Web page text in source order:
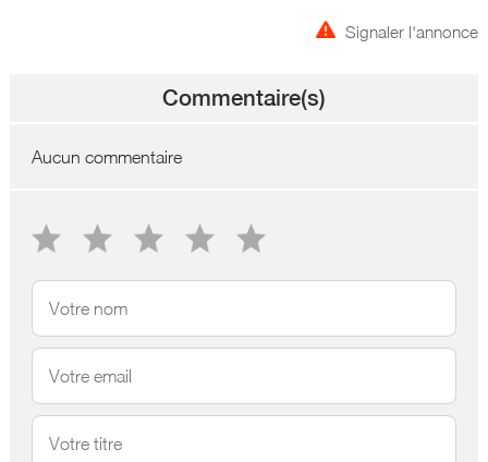
Signaler l'annonce
Commentaire(s)
Aucun commentaire